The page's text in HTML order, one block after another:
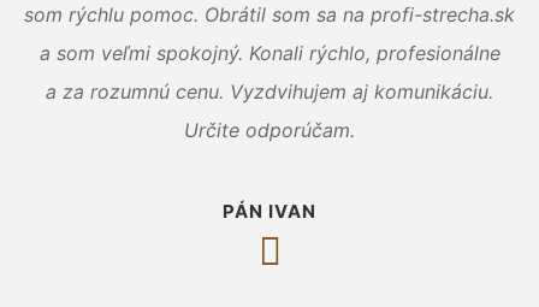
som rýchlu pomoc. Obrátil som sa na profi-strecha.sk
a som veľmi spokojný. Konali rýchlo, profesionálne
a za rozumnú cenu. Vyzdvihujem aj komunikáciu.
Určite odporúčam.
PÁN IVAN